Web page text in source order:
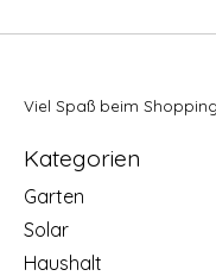
Viel Spaß beim
Kategorien
Garten
Solar
Haushalt